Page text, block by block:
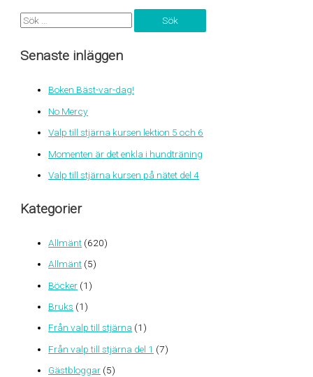
S
k
Senaste inläggen
Boken Bäst-var-dag!
No Mercy
Valp till stjärna kursen lektion 5 och 6
Momenten är det enkla i hundträning
Valp till stjärna kursen på nätet del 4
Kategorier
Allmänt (620)
Allmänt (5)
Böcker (1)
Bruks (1)
Från valp till stjärna (1)
Från valp till stjärna del 1 (7)
Gästbloggar (5)